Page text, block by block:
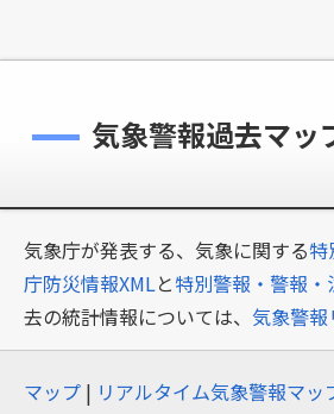
気象警報過去マッ
気象庁が発表する、気象に関する
庁防災情報XMLと特別警報・警報
去の統計情報については、 気象警
マップ | リアルタイム気象警報マッ